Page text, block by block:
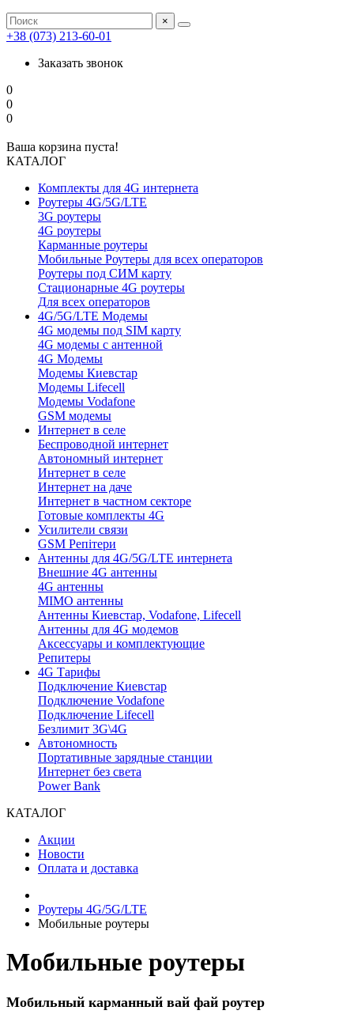
×
+38 (073) 213-60-01
Заказать звонок
0
0
0
Ваша корзина пуста!
КАТАЛОГ
Комплекты для 4G интернета
Роутеры 4G/5G/LTE
3G роутеры
4G роутеры
Карманные роутеры
Мобильные Роутеры для всех операторов
Роутеры под СИМ карту
Стационарные 4G роутеры
Для всех операторов
4G/5G/LTE Модемы
4G модемы под SIM карту
4G модемы с антенной
4G Модемы
Модемы Киевстар
Модемы Lifecell
Модемы Vodafone
GSM модемы
Интернет в селе
Беспроводной интернет
Автономный интернет
Интернет в селе
Интернет на даче
Интернет в частном секторе
Готовые комплекты 4G
Усилители связи
GSM Репітери
Антенны для 4G/5G/LTE интернета
Внешние 4G антенны
4G антенны
MIMO антенны
Антенны Киевстар, Vodafone, Lifecell
Антенны для 4G модемов
Аксессуары и комплектующие
Репитеры
4G Тарифы
Подключение Киевстар
Подключение Vodafone
Подключение Lifecell
Безлимит 3G\4G
Автономность
Портативные зарядные станции
Интернет без света
Power Bank
КАТАЛОГ
Акции
Новости
Оплата и доставка
Роутеры 4G/5G/LTE
Мобильные роутеры
Мобильные роутеры
Мобильный карманный вай фай роутер